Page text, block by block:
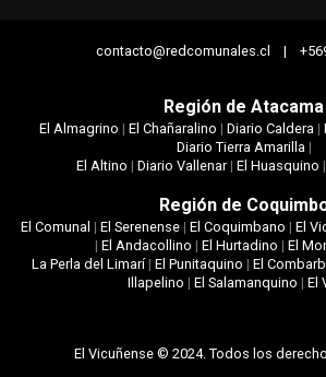
contacto@redcomunales.cl |
Región de Atacama
El Almagrino | El Chañaralino | Diario Caldera|
Diario Tierra Amarilla|
El Altino | Diario Vallenar| El Huasquino |
Región de
El Comunal | El Serenense| El Coquimbano | El
| El Andacollino | El Hurtadino | El
La Perla del Limarí|El Punitaquino |El
Illapelino | El Salamanquino | El
El Vicuñense © 2024. Todos los